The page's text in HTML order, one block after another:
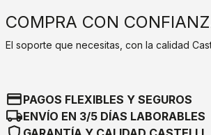
COMPRA CON
El soporte que necesitas, con la calidad
credit_cardPAGOS FLEXIBLES Y SEGUROS
local_shippingENVÍO EN 3/5 DÍAS LABORABLES